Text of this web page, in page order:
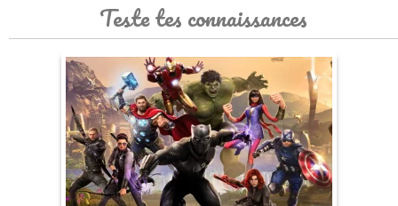
Teste tes connaissances